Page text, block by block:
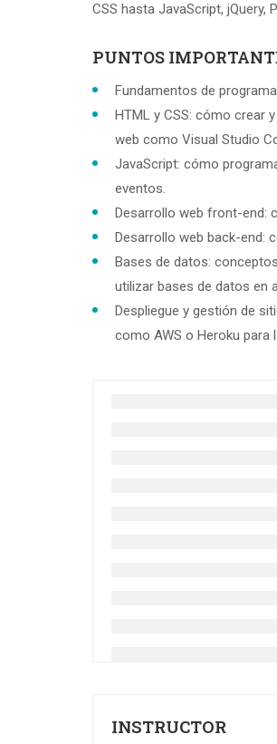
CSS hasta JavaScript, jQuery,
PUNTOS
Fundamentos de
HTML y CSS: cómo crear
web como Visual Studio
JavaScript: cómo
eventos.
Desarrollo web front-end:
Desarrollo web back-end:
Bases de datos:
utilizar bases de datos en
Despliegue y gestión de
como AWS o Heroku para
INSTRUCTOR